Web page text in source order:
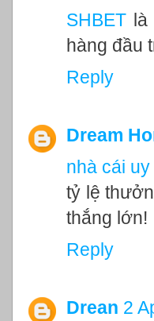
SHBET
hàng đầu
Reply
Dream
nhà cái
tỷ lệ
thắng lớn!
Reply
Drean 2